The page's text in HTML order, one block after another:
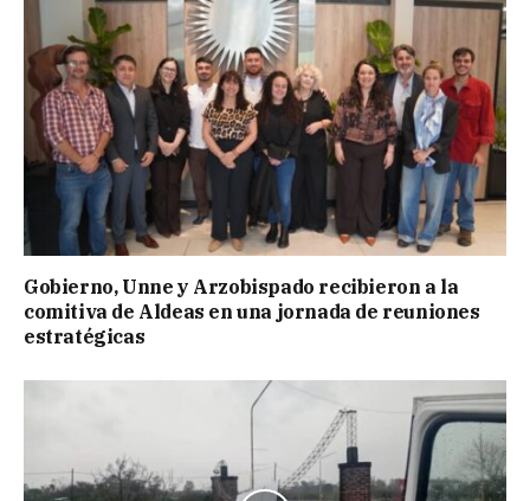
Gobierno, Unne y Arzobispado recibieron a la
comitiva de Aldeas en una jornada de reuniones
estratégicas